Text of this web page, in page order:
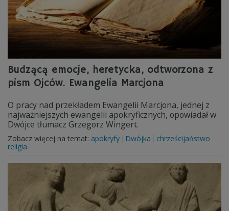
Budzącą emocje, heretycka, odtworzona z
pism Ojców. Ewangelia Marcjona
O pracy nad przekładem Ewangelii Marcjona, jednej z
najważniejszych ewangelii apokryficznych, opowiadał w
Dwójce tłumacz Grzegorz Wingert.
Zobacz więcej na temat: apokryfy Dwójka
chrześcijaństwo
religia